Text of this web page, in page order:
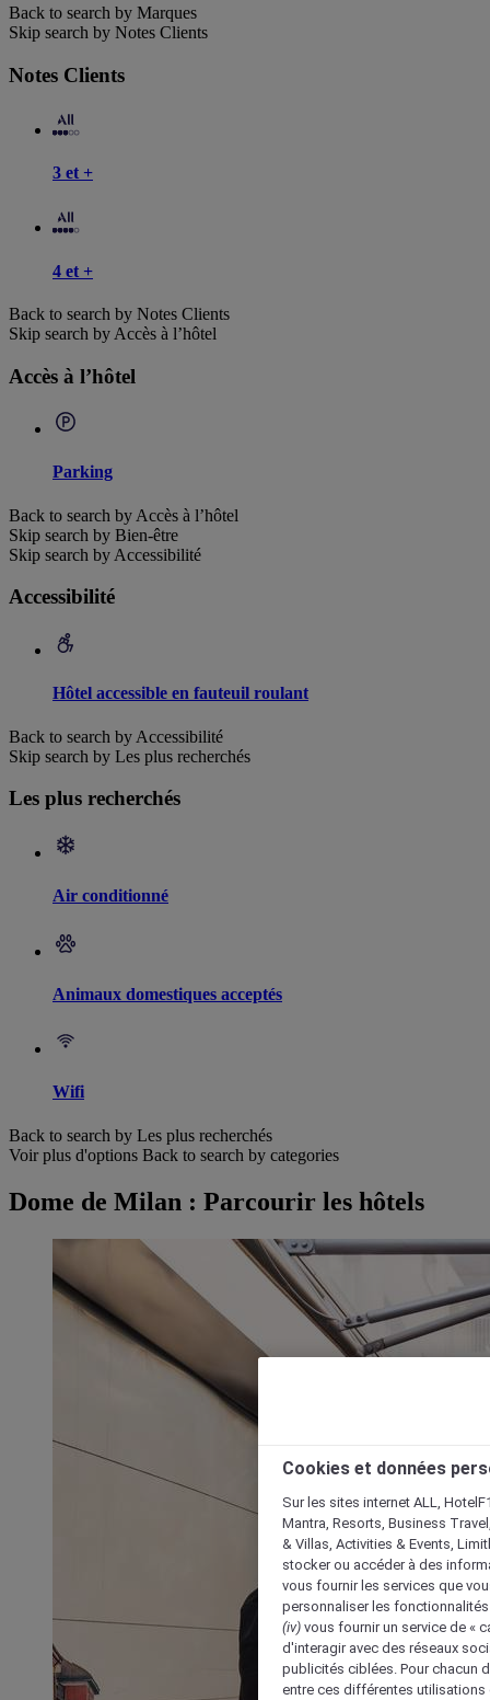
Back to search by Marques
Skip search by Notes Clients
Notes Clients
3 et +
4 et +
Back to search by Notes Clients
Skip search by Accès à l’hôtel
Accès à l’hôtel
Parking
Back to search by Accès à l’hôtel
Skip search by Bien-être
Skip search by Accessibilité
Accessibilité
Hôtel accessible en fauteuil roulant
Back to search by Accessibilité
Skip search by Les plus recherchés
Les plus recherchés
Air conditionné
Animaux domestiques acceptés
Wifi
Back to search by Les plus recherchés
Voir plus d'options Back to search by categories
Dome de Milan : Parcourir les hôtels
Cookies et données
Sur les sites internet ALL,
Mantra, Resorts, Business
& Villas, Activities & Events,
stocker ou accéder à des
vous fournir les services que
personnaliser les
(iv) vous fournir un service de «
d'interagir avec des réseaux
publicités ciblées. Pour chacun
entre ces différentes utilisations